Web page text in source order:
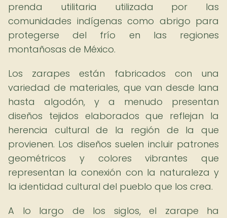
prenda utilitaria utilizada por las
comunidades indígenas como abrigo para
protegerse del frío en las regiones
montañosas de México.
Los zarapes están fabricados con una
variedad de materiales, que van desde lana
hasta algodón, y a menudo presentan
diseños tejidos elaborados que reflejan la
herencia cultural de la región de la que
provienen. Los diseños suelen incluir patrones
geométricos y colores vibrantes que
representan la conexión con la naturaleza y
la identidad cultural del pueblo que los crea.
A lo largo de los siglos, el zarape ha